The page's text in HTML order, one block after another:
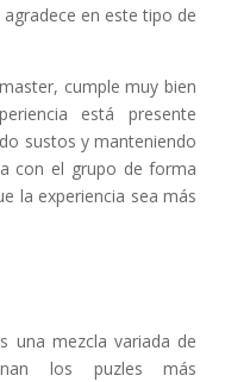
en este tipo de
cumple muy bien
está presente
sustos y manteniendo
con el grupo de forma
la experiencia sea más
una mezcla variada de
los puzles más